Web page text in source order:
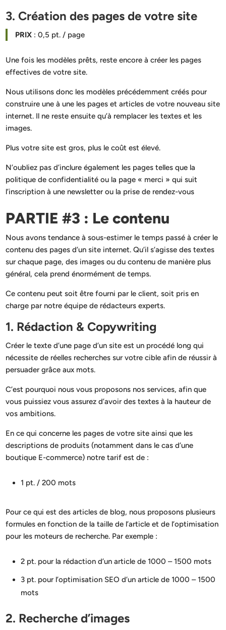
3. Création des pages de votre site
PRIX: 0,5 pt. / page
Une fois les modèles prêts, reste encore à créer les pages
effectives de votre site.
Nous utilisons donc les modèles précédemment créés pour
construire une à une les pages et articles de votre nouveau site
internet. Il ne reste ensuite qu’à remplacer les textes et les
images.
Plus votre site est gros, plus le coût est élevé.
N’oubliez pas d’inclure également les pages telles que la
politique de confidentialité ou la page « merci » qui suit
l’inscription à une newsletter ou la prise de rendez-vous
PARTIE #3 : Le contenu
Nous avons tendance à sous-estimer le temps passé à créer le
contenu des pages d’un site internet. Qu’il s’agisse des textes
sur chaque page, des images ou du contenu de manière plus
général, cela prend énormément de temps.
Ce contenu peut soit être fourni par le client, soit pris en
charge par notre équipe de rédacteurs experts.
1. Rédaction & Copywriting
Créer le texte d’une page d’un site est un procédé long qui
nécessite de réelles recherches sur votre cible afin de réussir à
persuader grâce aux mots.
C’est pourquoi nous vous proposons nos services, afin que
vous puissiez vous assurez d’avoir des textes à la hauteur de
vos ambitions.
En ce qui concerne les pages de votre site ainsi que les
descriptions de produits (notamment dans le cas d’une
boutique E-commerce) notre tarif est de :
1 pt. / 200 mots
Pour ce qui est des articles de blog, nous proposons plusieurs
formules en fonction de la taille de l’article et de l’optimisation
pour les moteurs de recherche. Par exemple :
2 pt. pour la rédaction d’un article de 1000 – 1500 mots
3 pt. pour l’optimisation SEO d’un article de 1000 – 1500
mots
2. Recherche d’images